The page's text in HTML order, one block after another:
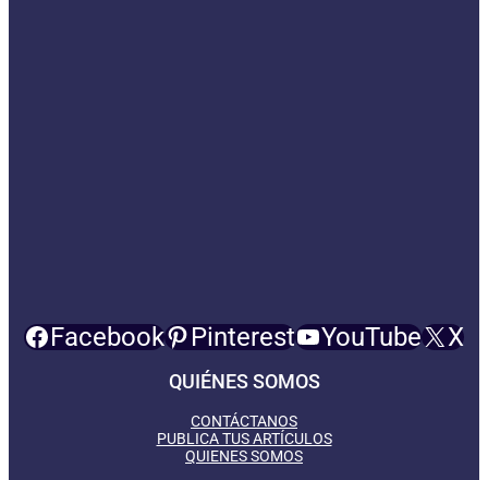
Facebook Pinterest YouTube X
QUIÉNES SOMOS
CONTÁCTANOS
PUBLICA TUS ARTÍCULOS
QUIENES SOMOS